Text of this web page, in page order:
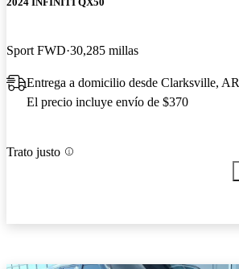
Sport FWD 30,285 millas
Entrega a domicilio desde Clarksville, AR
El precio incluye envío de $370
Trato justo